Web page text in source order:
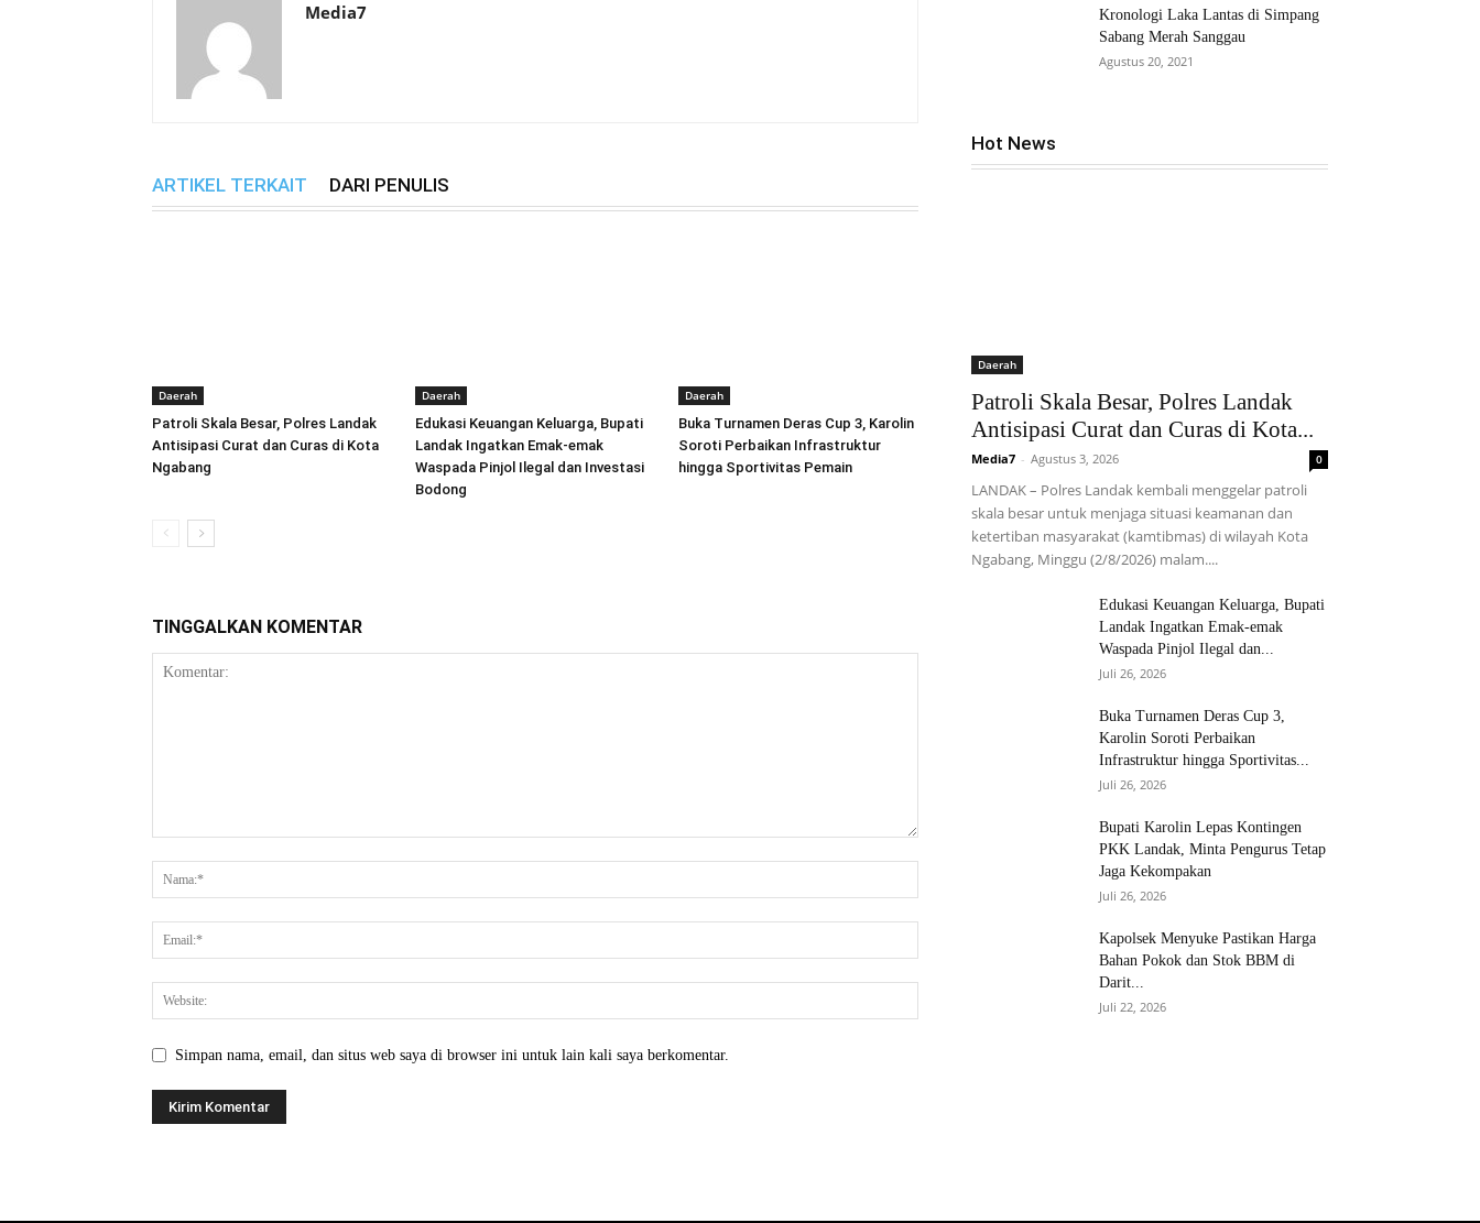
Media7
ARTIKEL TERKAIT DARI PENULIS
Daerah
Patroli Skala Besar, Polres Landak
Antisipasi Curat dan Curas di Kota
Ngabang
Daerah
Edukasi Keuangan Keluarga, Bupati
Landak Ingatkan Emak-emak
Waspada Pinjol Ilegal dan Investasi
Bodong
Daerah
Buka Turnamen Deras Cup 3, Karolin
Soroti Perbaikan Infrastruktur
hingga Sportivitas Pemain
TINGGALKAN KOMENTAR
Simpan nama, email, dan situs web saya di browser ini untuk lain kali saya berkomentar.
Kronologi Laka Lantas di Simpang
Sabang Merah Sanggau
Agustus 20, 2021
Hot News
Daerah
Patroli Skala Besar, Polres Landak
Antisipasi Curat dan Curas di Kota...
Media7 - Agustus 3, 2026 0
LANDAK – Polres Landak kembali menggelar patroli
skala besar untuk menjaga situasi keamanan dan
ketertiban masyarakat (kamtibmas) di wilayah Kota
Ngabang, Minggu (2/8/2026) malam....
Edukasi Keuangan Keluarga, Bupati
Landak Ingatkan Emak-emak
Waspada Pinjol Ilegal dan...
Juli 26, 2026
Buka Turnamen Deras Cup 3,
Karolin Soroti Perbaikan
Infrastruktur hingga Sportivitas...
Juli 26, 2026
Bupati Karolin Lepas Kontingen
PKK Landak, Minta Pengurus Tetap
Jaga Kekompakan
Juli 26, 2026
Kapolsek Menyuke Pastikan Harga
Bahan Pokok dan Stok BBM di
Darit...
Juli 22, 2026